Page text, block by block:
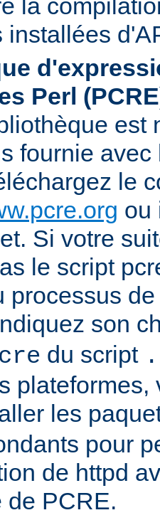
la
installées
Perl
est
fournie
le
ou
Si votre
le script
processus
son
du script
plateformes,
les
pour
de httpd
de PCRE.